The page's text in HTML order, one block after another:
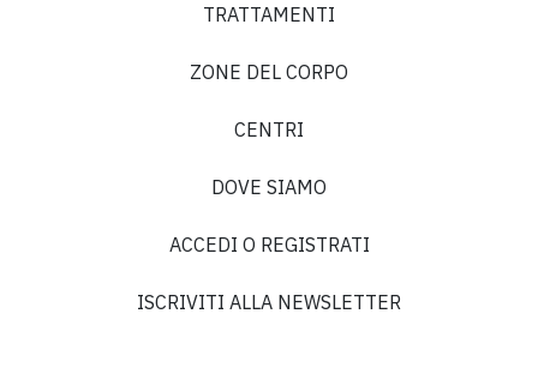
TRATTAMENTI
ZONE DEL CORPO
CENTRI
DOVE SIAMO
ACCEDI O REGISTRATI
ISCRIVITI ALLA NEWSLETTER